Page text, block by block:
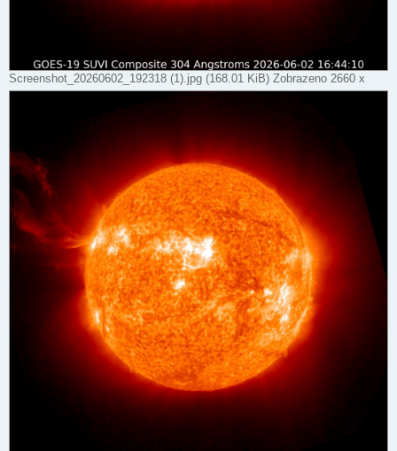
Screenshot_20260602_192318 (1).jpg (168.01 KiB) Zobrazeno 2660 x